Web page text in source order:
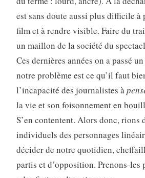
est sans doute aussi plus difficile à
film et à rendre visible. Faire du
un maillon de la société du
Ces dernières années on a passé
notre problème est ce qu’il faut
l’incapacité des journalistes à
la vie et son foisonnement en
S’en contentent. Alors donc, rions
individuels des personnages
décider de notre quotidien,
partis et d’opposition. Prenons-les